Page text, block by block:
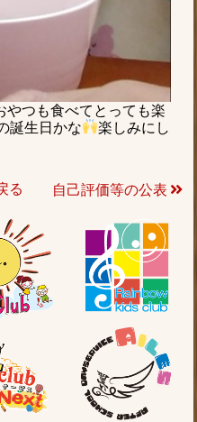
やつも食べてとっても楽
誕生日かな
楽しみにし
る 自己評価等の公表